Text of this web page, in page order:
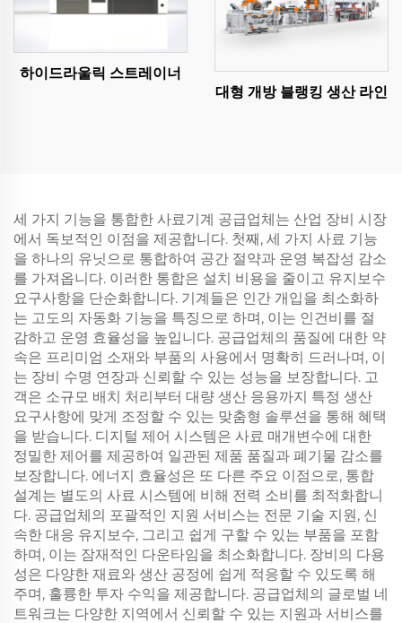
하이드라울릭 스트레이너
대형 개방 블랭킹 생산 라인
세 가지 기능을 통합한 사료기계 공급업체는 산업 장비 시장
에서 독보적인 이점을 제공합니다. 첫째, 세 가지 사료 기능
을 하나의 유닛으로 통합하여 공간 절약과 운영 복잡성 감소
를 가져옵니다. 이러한 통합은 설치 비용을 줄이고 유지보수
요구사항을 단순화합니다. 기계들은 인간 개입을 최소화하
는 고도의 자동화 기능을 특징으로 하며, 이는 인건비를 절
감하고 운영 효율성을 높입니다. 공급업체의 품질에 대한 약
속은 프리미엄 소재와 부품의 사용에서 명확히 드러나며, 이
는 장비 수명 연장과 신뢰할 수 있는 성능을 보장합니다. 고
객은 소규모 배치 처리부터 대량 생산 응용까지 특정 생산
요구사항에 맞게 조정할 수 있는 맞춤형 솔루션을 통해 혜택
을 받습니다. 디지털 제어 시스템은 사료 매개변수에 대한
정밀한 제어를 제공하여 일관된 제품 품질과 폐기물 감소를
보장합니다. 에너지 효율성은 또 다른 주요 이점으로, 통합
설계는 별도의 사료 시스템에 비해 전력 소비를 최적화합니
다. 공급업체의 포괄적인 지원 서비스는 전문 기술 지원, 신
속한 대응 유지보수, 그리고 쉽게 구할 수 있는 부품을 포함
하며, 이는 잠재적인 다운타임을 최소화합니다. 장비의 다용
성은 다양한 재료와 생산 공정에 쉽게 적응할 수 있도록 해
주며, 훌륭한 투자 수익을 제공합니다. 공급업체의 글로벌 네
트워크는 다양한 지역에서 신뢰할 수 있는 지원과 서비스를